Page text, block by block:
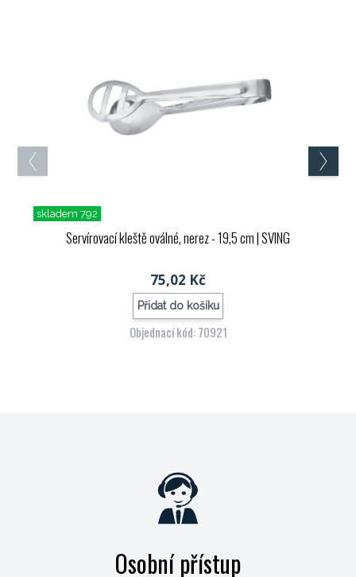
skladem 792
Servírovací kleště oválné, nerez - 19,5 cm| SVING
75,02 Kč
Přidat do košíku
Objednací kód: 70921
Osobní přístup